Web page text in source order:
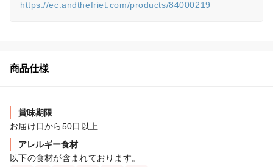
https://ec.andthefriet.com/products/84000219
商品仕様
賞味期限
お届け日から50日以上
アレルギー食材
以下の食材が含まれております。